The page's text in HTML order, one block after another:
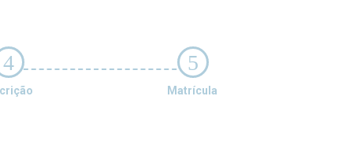
4 5
Matrícula